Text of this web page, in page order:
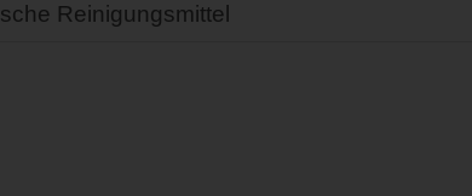
Reinigungsmittel